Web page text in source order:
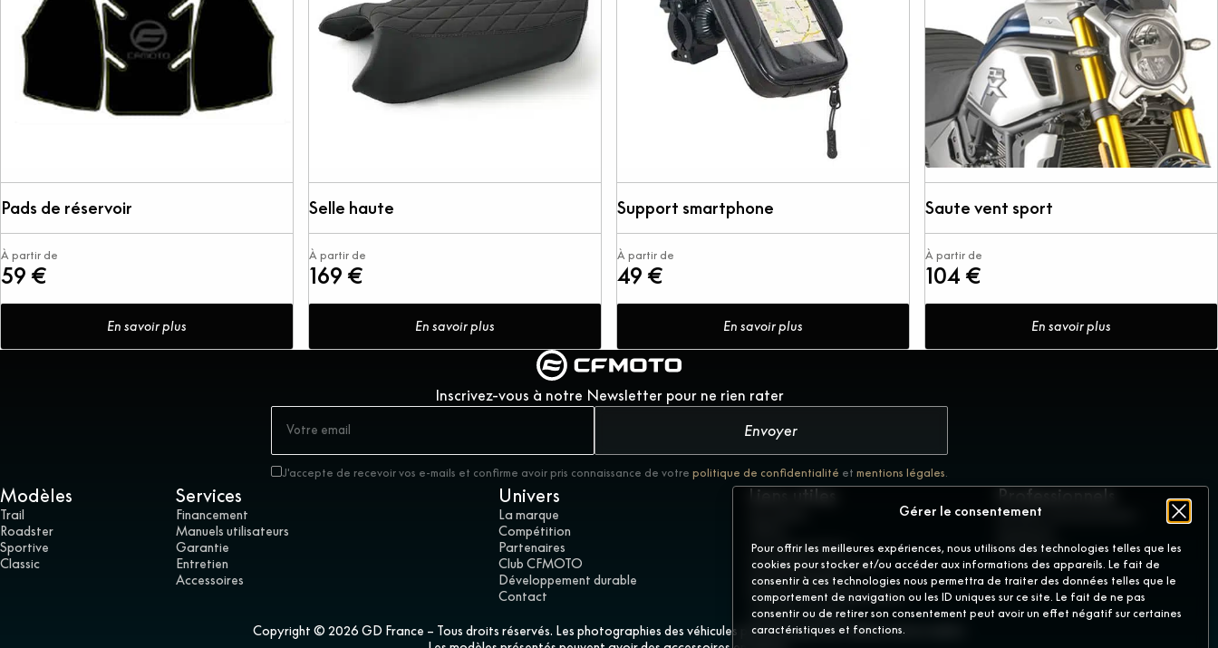
Gérer le consentement
Pour offrir les meilleures expériences, nous utilisons des technologies telles que les
cookies pour stocker et/ou accéder aux informations des appareils. Le fait de
consentir à ces technologies nous permettra de traiter des données telles que le
comportement de navigation ou les ID uniques sur ce site. Le fait de ne pas
consentir ou de retirer son consentement peut avoir un effet négatif sur certaines
caractéristiques et fonctions.
Pads de réservoir
À partir de
59 €
En savoir plus
Selle haute
À partir de
169 €
En savoir plus
Support smartphone
À partir de
49 €
En savoir plus
Saute vent sport
À partir de
104 €
En savoir plus
Inscrivez-vous à notre Newsletter pour ne rien rater
Envoyer
J'accepte de recevoir vos e-mails et confirme avoir pris connaissance de votre politique de confidentialité et mentions légales
Modèles
Trail
Roadster
Sportive
Classic
Services
Financement
Manuels utilisateurs
Garantie
Entretien
Accessoires
Univers
La marque
Compétition
Partenaires
Club CFMOTO
Développement durable
Contact
Liens utiles
Concessionnaires
Demandez votre essai
Mentions légales
Politique de confidentialité
Gérer les cookies
Professionnels
Devenir concessionnaire
GD France
Copyright © 2026 GD France – Tous droits réservés. Les photographies des véhicules présentés peuvent différer de la réalité.